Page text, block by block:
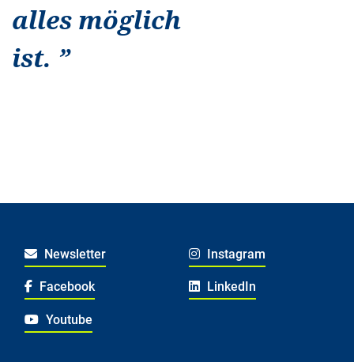
alles möglich
ist. ”
Newsletter Instagram
Facebook LinkedIn
Youtube